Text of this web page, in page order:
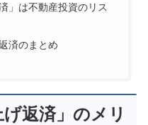
」は不動産投資のリス
済のまとめ
げ返済」のメリ